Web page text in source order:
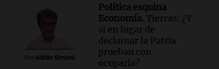
Por Adrián Simioni
Política esquina
Economía. Tierras: ¿Y
si en lugar de
declamar la Patria
prueban con
ocuparla?